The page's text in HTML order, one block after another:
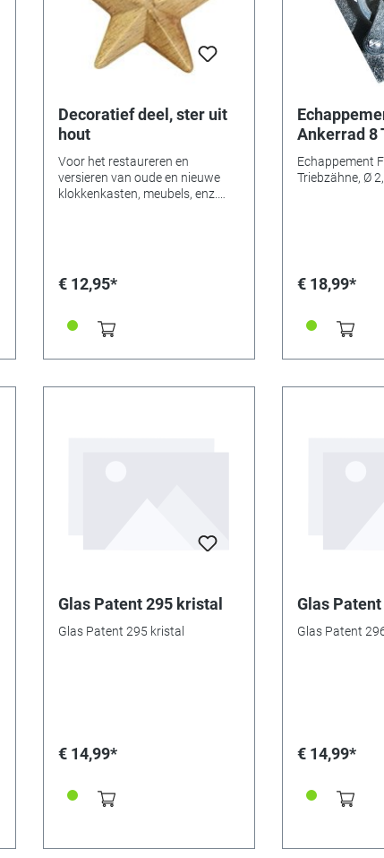
Decoratief deel, ster uit
hout
Voor het restaureren en
versieren van oude en nieuwe
klokkenkasten, meubels, enz.
€ 12,95*
Ankerrad 8
Ø 2,32
Echappement
Triebzähne, Ø
€ 18,99*
Glas Patent 295 kristal
Glas Patent 295 kristal
€ 14,99*
Glas
Glas Patent
€ 14,99*